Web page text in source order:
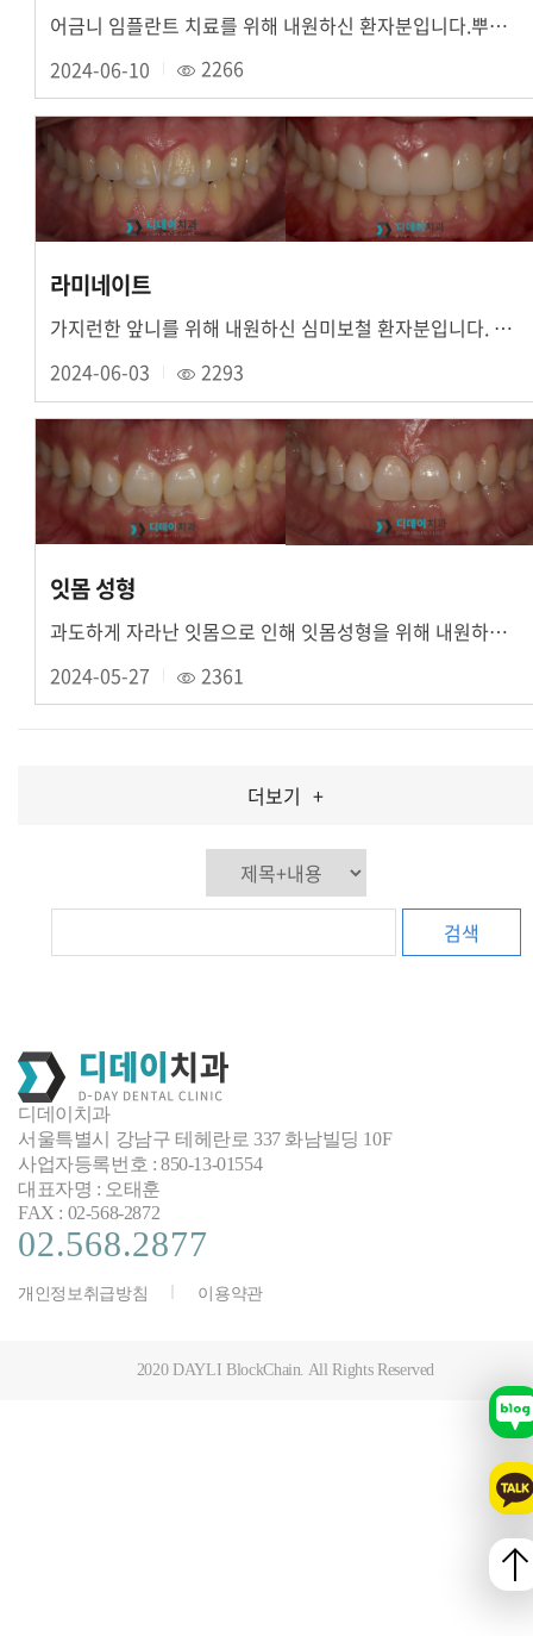
어금니 임플란트 치료를 위해 내원하신 환자분입니다.뿌리끝 염증으로인해 치조골이 부족한 상태....
2024-06-10
2266
라미네이트
가지런한 앞니를 위해 내원하신 심미보철 환자분입니다. 위앞니 4개 치아 라미네이트 진행하였....
2024-06-03
2293
잇몸 성형
과도하게 자라난 잇몸으로 인해 잇몸성형을 위해 내원하신 환자분입니다.치과용 레이저를 이용하....
2024-05-27
2361
더보기 +
검색
디데이치과
서울특별시 강남구 테헤란로 337 화남빌딩 10F
사업자등록번호 : 850-13-01554
대표자명 : 오태훈
FAX : 02-568-2872
02.568.2877
개인정보취급방침 이용약관
2020 DAYLI BlockChain. All Rights Reserved